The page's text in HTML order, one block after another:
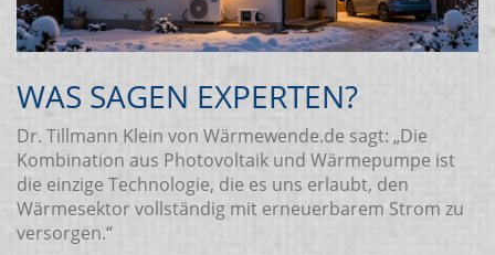
WAS SAGEN EXPERTEN?
Dr. Tillmann Klein von Wärmewende.de sagt: „Die
Kombination aus Photovoltaik und Wärmepumpe ist
die einzige Technologie, die es uns erlaubt, den
Wärmesektor vollständig mit erneuerbarem Strom zu
versorgen.“